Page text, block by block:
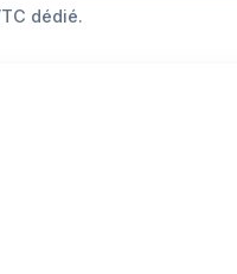
dédié.